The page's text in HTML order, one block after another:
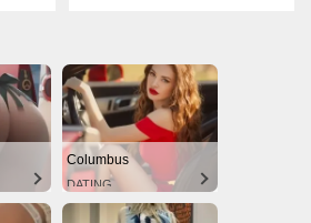
Columbus
DATING